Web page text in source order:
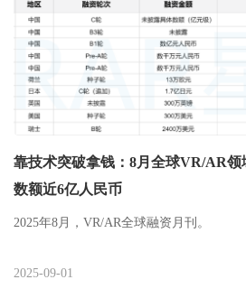
靠技术突破拿钱：8月全球VR/AR领
数额近6亿人民币
2025年8月，VR/AR全球融资月刊。
2025-09-01